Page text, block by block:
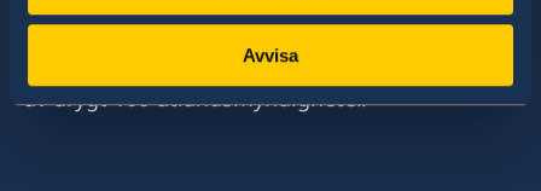
Avvisa
stort sett alla stater i världen. I ungefär hälften
av dessa stater har Sverige ambassader och
konsulat. Sveriges utrikesrepresentation består
av drygt 100 utlandsmyndigheter.